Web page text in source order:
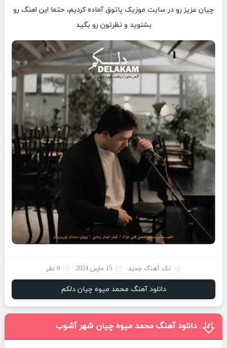
چیان عزیز رو در سایت موزیک پاتوق آماده کردیم، حتما این اهنگ رو
بشنوید و نظرتون رو بگید
تک آهنگ جدید 15 مارس 2024 0 نظر
دانلود آهنگ محمد میوه چیان دلکم
دانلود آهنگ محمد میوه چیان شهر آشوب